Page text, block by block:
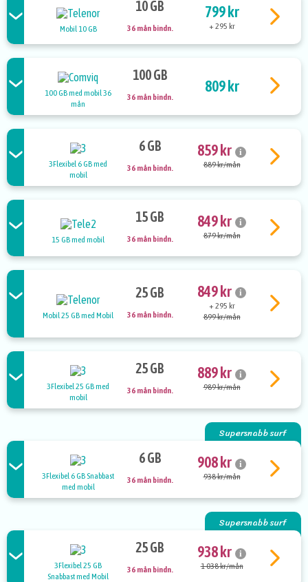
Mobil 10 GB
10 GB
36 mån bindn.
799 kr
+ 295 kr
100 GB med mobil 36
mån
100 GB
36 mån bindn.
809 kr
3Flexibel 6 GB med
mobil
6 GB
36 mån bindn.
859 kr i
889 kr/mån
15 GB med mobil
15 GB
36 mån bindn.
849 kr i
879 kr/mån
Mobil 25 GB med Mobil
25 GB
36 mån bindn.
849 kr i
+ 295 kr
899 kr/mån
3Flexibel 25 GB med
mobil
25 GB
36 mån bindn.
889 kr i
989 kr/mån
Supersnabb surf
3Flexibel 6 GB Snabbast
med mobil
6 GB
36 mån bindn.
908 kr i
938 kr/mån
Supersnabb surf
3Flexibel 25 GB
Snabbast med Mobil
25 GB
36 mån bindn.
938 kr i
1 038 kr/mån